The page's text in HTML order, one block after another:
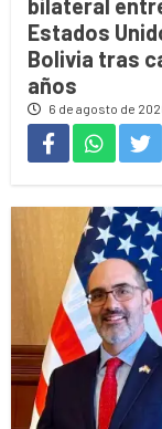
bilateral
Estados
Bolivia tras
años
6 de agosto de